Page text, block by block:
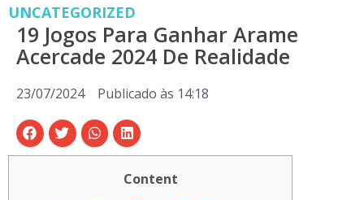
UNCATEGORIZED
19 Jogos Para Ganhar Arame
Acercade 2024 De Realidade
23/07/2024 Publicado às 14:18
Content